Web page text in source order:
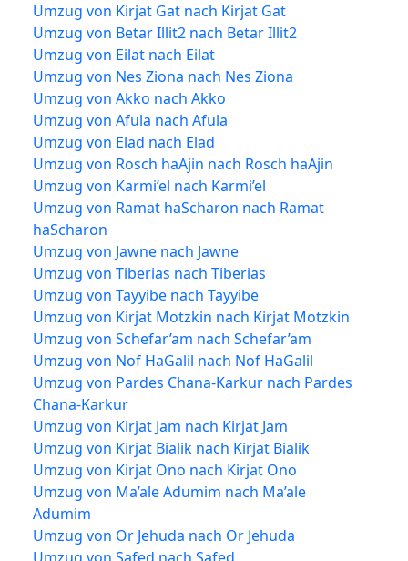
Umzug von Kirjat Gat nach Kirjat Gat
Umzug von Betar Illit2 nach Betar Illit2
Umzug von Eilat nach Eilat
Umzug von Nes Ziona nach Nes Ziona
Umzug von Akko nach Akko
Umzug von Afula nach Afula
Umzug von Elad nach Elad
Umzug von Rosch haAjin nach Rosch haAjin
Umzug von Karmi’el nach Karmi’el
Umzug von Ramat haScharon nach Ramat
haScharon
Umzug von Jawne nach Jawne
Umzug von Tiberias nach Tiberias
Umzug von Tayyibe nach Tayyibe
Umzug von Kirjat Motzkin nach Kirjat Motzkin
Umzug von Schefar’am nach Schefar’am
Umzug von Nof HaGalil nach Nof HaGalil
Umzug von Pardes Chana-Karkur nach Pardes
Chana-Karkur
Umzug von Kirjat Jam nach Kirjat Jam
Umzug von Kirjat Bialik nach Kirjat Bialik
Umzug von Kirjat Ono nach Kirjat Ono
Umzug von Ma’ale Adumim nach Ma’ale
Adumim
Umzug von Or Jehuda nach Or Jehuda